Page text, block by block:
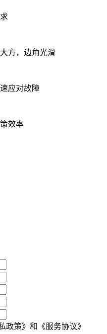
方，边角光滑
应对故障
效率
政策》和《服务协议》